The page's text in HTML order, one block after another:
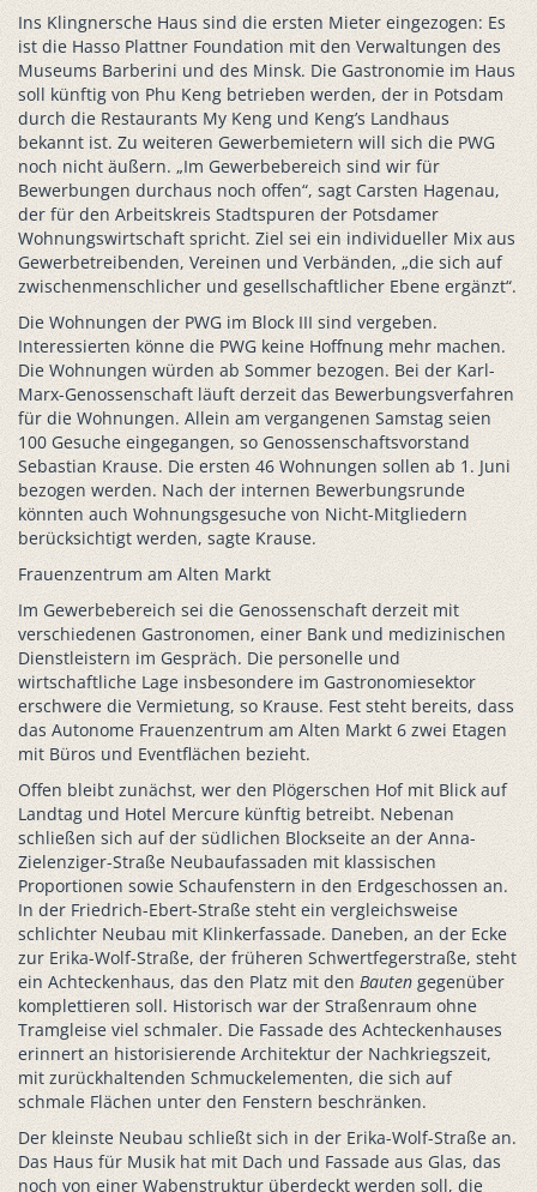
Ins Klingnersche Haus sind die ersten Mieter eingezogen: Es
ist die Hasso Plattner Foundation mit den Verwaltungen des
Museums Barberini und des Minsk. Die Gastronomie im Haus
soll künftig von Phu Keng betrieben werden, der in Potsdam
durch die Restaurants My Keng und Keng’s Landhaus
bekannt ist. Zu weiteren Gewerbemietern will sich die PWG
noch nicht äußern. „Im Gewerbebereich sind wir für
Bewerbungen durchaus noch offen“, sagt Carsten Hagenau,
der für den Arbeitskreis Stadtspuren der Potsdamer
Wohnungswirtschaft spricht. Ziel sei ein individueller Mix aus
Gewerbetreibenden, Vereinen und Verbänden, „die sich auf
zwischenmenschlicher und gesellschaftlicher Ebene ergänzt“.
Die Wohnungen der PWG im Block III sind vergeben.
Interessierten könne die PWG keine Hoffnung mehr machen.
Die Wohnungen würden ab Sommer bezogen. Bei der Karl-
Marx-Genossenschaft läuft derzeit das Bewerbungsverfahren
für die Wohnungen. Allein am vergangenen Samstag seien
100 Gesuche eingegangen, so Genossenschaftsvorstand
Sebastian Krause. Die ersten 46 Wohnungen sollen ab 1. Juni
bezogen werden. Nach der internen Bewerbungsrunde
könnten auch Wohnungsgesuche von Nicht-Mitgliedern
berücksichtigt werden, sagte Krause.
Frauenzentrum am Alten Markt
Im Gewerbebereich sei die Genossenschaft derzeit mit
verschiedenen Gastronomen, einer Bank und medizinischen
Dienstleistern im Gespräch. Die personelle und
wirtschaftliche Lage insbesondere im Gastronomiesektor
erschwere die Vermietung, so Krause. Fest steht bereits, dass
das Autonome Frauenzentrum am Alten Markt 6 zwei Etagen
mit Büros und Eventflächen bezieht.
Offen bleibt zunächst, wer den Plögerschen Hof mit Blick auf
Landtag und Hotel Mercure künftig betreibt. Nebenan
schließen sich auf der südlichen Blockseite an der Anna-
Zielenziger-Straße Neubaufassaden mit klassischen
Proportionen sowie Schaufenstern in den Erdgeschossen an.
In der Friedrich-Ebert-Straße steht ein vergleichsweise
schlichter Neubau mit Klinkerfassade. Daneben, an der Ecke
zur Erika-Wolf-Straße, der früheren Schwertfegerstraße, steht
ein Achteckenhaus, das den Platz mit den Bauten gegenüber
komplettieren soll. Historisch war der Straßenraum ohne
Tramgleise viel schmaler. Die Fassade des Achteckenhauses
erinnert an historisierende Architektur der Nachkriegszeit,
mit zurückhaltenden Schmuckelementen, die sich auf
schmale Flächen unter den Fenstern beschränken.
Der kleinste Neubau schließt sich in der Erika-Wolf-Straße an.
Das Haus für Musik hat mit Dach und Fassade aus Glas, das
noch von einer Wabenstruktur überdeckt werden soll, die